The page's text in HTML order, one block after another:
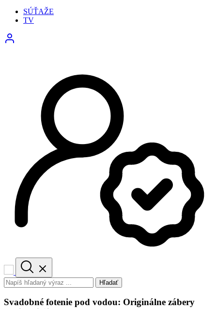
SÚŤAŽE
TV
Hľadať
Svadobné fotenie pod vodou: Originálne zábery